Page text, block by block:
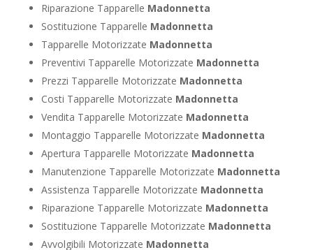
Riparazione Tapparelle Madonnetta
Sostituzione Tapparelle Madonnetta
Tapparelle Motorizzate Madonnetta
Preventivi Tapparelle Motorizzate Madonnetta
Prezzi Tapparelle Motorizzate Madonnetta
Costi Tapparelle Motorizzate Madonnetta
Vendita Tapparelle Motorizzate Madonnetta
Montaggio Tapparelle Motorizzate Madonnetta
Apertura Tapparelle Motorizzate Madonnetta
Manutenzione Tapparelle Motorizzate Madonnetta
Assistenza Tapparelle Motorizzate Madonnetta
Riparazione Tapparelle Motorizzate Madonnetta
Sostituzione Tapparelle Motorizzate Madonnetta
Avvolgibili Motorizzate Madonnetta